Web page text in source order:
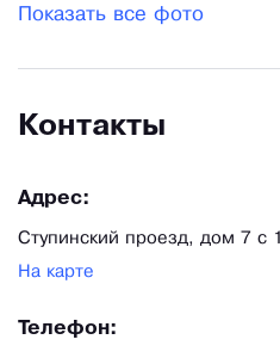
Показать все фото
Контакты
Адрес:
Ступинский проезд, дом 7 с 1
На карте
Телефон: